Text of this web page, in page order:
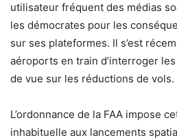
utilisateur fréquent des médias
les démocrates pour les
sur ses plateformes. Il s’est
aéroports en train d’interroger
de vue sur les réductions de vols.
L’ordonnance de la FAA impose
inhabituelle aux lancements